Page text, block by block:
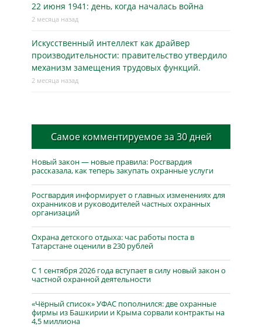
22 июня 1941: день, когда началась война
2 месяца назад
Искусственный интеллект как драйвер
производительности: правительство утвердило
механизм замещения трудовых функций.
2 месяца назад
Самое комментируемое за 30 дней
Новый закон — новые правила: Росгвардия
рассказала, как теперь закупать охранные услуги
Росгвардия информирует о главных изменениях для
охранников и руководителей частных охранных
организаций
Охрана детского отдыха: час работы поста в
Татарстане оценили в 230 рублей
С 1 сентября 2026 года вступает в силу новый закон о
частной охранной деятельности
«Чёрный список» УФАС пополнился: две охранные
фирмы из Башкирии и Крыма сорвали контракты на
4,5 миллиона